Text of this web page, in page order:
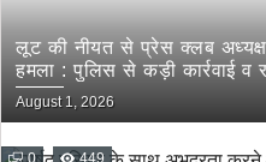
लूट की नीयत से प्रेस क्लब
हमला : पुलिस से कड़ी कार्रवाई व
August 1, 2026
0 449